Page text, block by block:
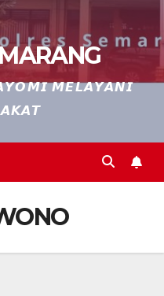
𝙈𝙀𝙇𝘼𝙔𝘼𝙉𝙄